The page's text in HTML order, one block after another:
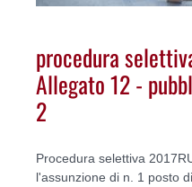
procedura
Allegato 12 -
2
Procedura selettiva
l'assunzione di n. 1 posto